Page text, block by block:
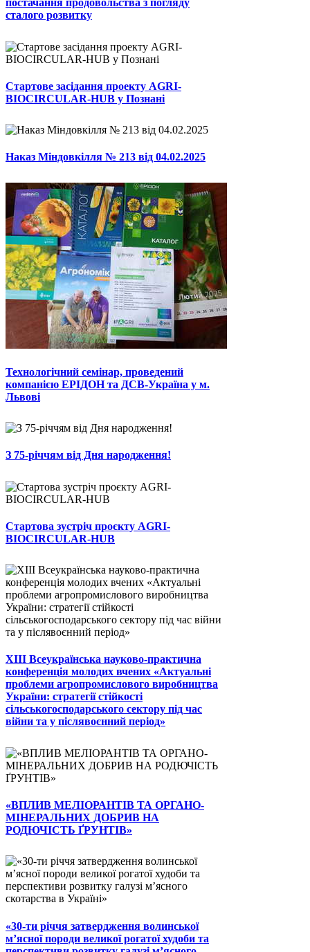
постачання продовольства з погляду
сталого розвитку
Стартове засідання проекту AGRI-
BIOCIRCULAR-HUB у Познані
Наказ Міндовкілля № 213 від 04.02.2025
Технологічний семінар, проведений
компанією ЕРІДОН та ДСВ-Україна у м.
Львові
З 75-річчям від Дня народження!
Стартова зустріч проєкту AGRI-
BIOCIRCULAR-HUB
ХІІІ Всеукраїнська науково-практична
конференція молодих вчених «Актуальні
проблеми агропромислового виробництва
України: стратегії стійкості
сільськогосподарського сектору під час
війни та у післявоєнний період»
«ВПЛИВ МЕЛІОРАНТІВ ТА ОРГАНО-
МІНЕРАЛЬНИХ ДОБРИВ НА
РОДЮЧІСТЬ ҐРУНТІВ»
«30-ти річчя затвердження волинської
м’ясної породи великої рогатої худоби та